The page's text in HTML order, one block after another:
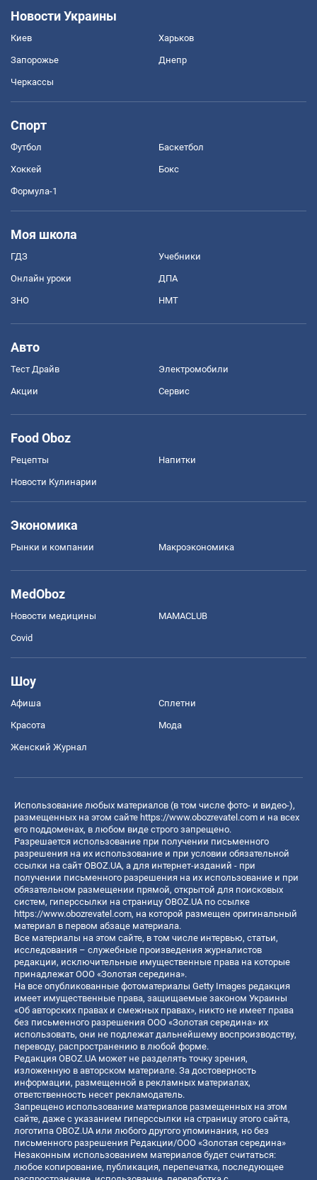
Новости Украины
Киев Харьков
Запорожье Днепр
Черкассы
Спорт
Футбол Баскетбол
Хоккей Бокс
Формула-1
Моя школа
ГДЗ Учебники
Онлайн уроки ДПА
ЗНО НМТ
Авто
Тест Драйв Электромобили
Акции Сервис
Food Oboz
Рецепты Напитки
Новости Кулинарии
Экономика
Рынки и компании Mакроэкономика
MedOboz
Новости медицины MAMACLUB
Covid
Шоу
Афиша Сплетни
Красота Мода
Женский Журнал
Использование любых материалов (в том числе фото- и видео-),
размещенных на этом сайте https://www.obozrevatel.com и на всех
его поддоменах, в любом виде строго запрещено.
Разрешается использование при получении письменного
разрешения на их использование и при условии обязательной
ссылки на сайт OBOZ.UA, а для интернет-изданий - при
получении письменного разрешения на их использование и при
обязательном размещении прямой, открытой для поисковых
систем, гиперссылки на страницу OBOZ.UA по ссылке
https://www.obozrevatel.com, на которой размещен оригинальный
материал в первом абзаце материала.
Все материалы на этом сайте, в том числе интервью, статьи,
исследования – служебные произведения журналистов
редакции, исключительные имущественные права на которые
принадлежат ООО «Золотая середина».
На все опубликованные фотоматериалы Getty Images редакция
имеет имущественные права, защищаемые законом Украины
«Об авторских правах и смежных правах», никто не имеет права
без письменного разрешения ООО «Золотая середина» их
использовать, они не подлежат дальнейшему воспроизводству,
переводу, распространению в любой форме.
Редакция OBOZ.UA может не разделять точку зрения,
изложенную в авторском материале. За достоверность
информации, размещенной в рекламных материалах,
ответственность несет рекламодатель.
Запрещено использование материалов размещенных на этом
сайте, даже с указанием гиперссылки на страницу этого сайта,
логотипа OBOZ.UA или любого другого упоминания, но без
письменного разрешения Редакции/ООО «Золотая середина»
Незаконным использованием материалов будет считаться:
любое копирование, публикация, перепечатка, последующее